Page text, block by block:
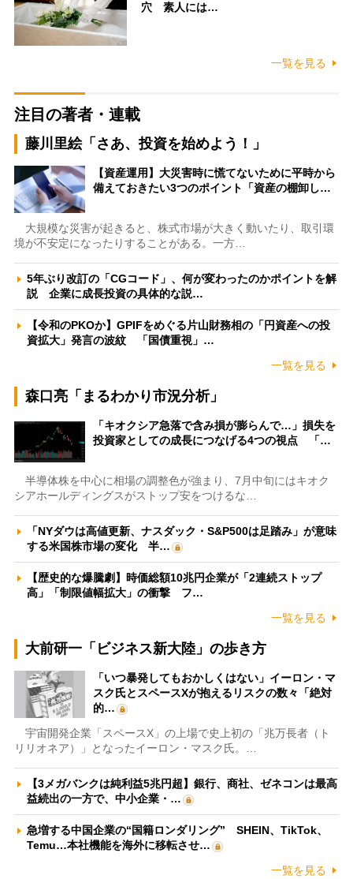
穴 素人には…
一覧を見る
注目の著者・連載
藤川里絵「さあ、投資を始めよう！」
【資産運用】大災害時に慌てないために平時から
備えておきたい3つのポイント「資産の棚卸し…
大規模な災害が起きると、株式市場が大きく動いたり、取引環
境が不安定になったりすることがある。一方…
5年ぶり改訂の「CGコード」、何が変わったのかポイントを解
説 企業に成長投資の具体的な説…
【令和のPKOか】GPIFをめぐる片山財務相の「円資産への投
資拡大」発言の波紋 「国債重視」…
一覧を見る
森口亮「まるわかり市況分析」
「キオクシア急落で含み損が膨らんで…」損失を
投資家としての成長につなげる4つの視点 「…
半導体株を中心に相場の調整色が強まり、7月中旬にはキオク
シアホールディングスがストップ安をつけるな…
「NYダウは高値更新、ナスダック・S&P500は足踏み」が意味
する米国株市場の変化 半…
【歴史的な爆騰劇】時価総額10兆円企業が「2連続ストップ
高」「制限値幅拡大」の衝撃 フ…
一覧を見る
大前研一「ビジネス新大陸」の歩き方
「いつ暴発してもおかしくはない」イーロン・マ
スク氏とスペースXが抱えるリスクの数々「絶対
的…
宇宙開発企業「スペースX」の上場で史上初の「兆万長者（ト
リリオネア）」となったイーロン・マスク氏。…
【3メガバンクは純利益5兆円超】銀行、商社、ゼネコンは最高
益続出の一方で、中小企業・…
急増する中国企業の“国籍ロンダリング” SHEIN、TikTok、
Temu…本社機能を海外に移転させ…
一覧を見る